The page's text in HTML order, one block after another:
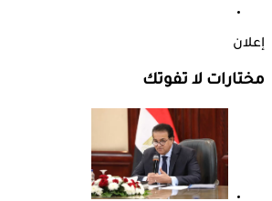
إعلان
مختارات لا تفوتك